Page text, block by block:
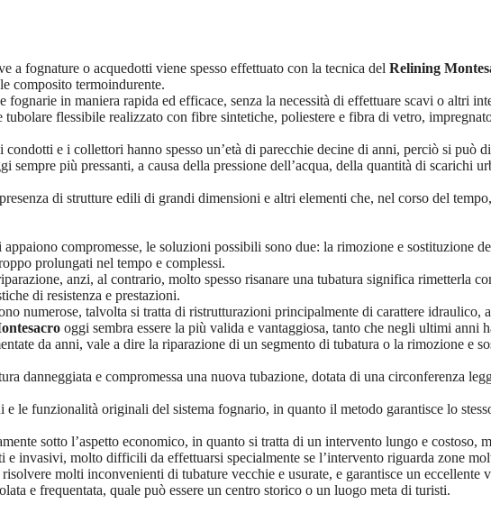
a fognature o acquedotti viene spesso effettuato con la tecnica del Relining
composito termoindurente.
fognarie in maniera rapida ed efficace, senza la necessità di effettuare scavi o altri
flessibile realizzato con fibre sintetiche, poliestere e fibra di vetro,
e i collettori hanno spesso un’età di parecchie decine di anni, perciò si può
più pressanti, a causa della pressione dell’acqua, della quantità di scarichi
di strutture edili di grandi dimensioni e altri elementi che, nel corso del
compromesse, le soluzioni possibili sono due: la rimozione e sostituzione
prolungati nel tempo e complessi.
anzi, al contrario, molto spesso risanare una tubatura significa rimetterla
di resistenza e prestazioni.
numerose, talvolta si tratta di ristrutturazioni principalmente di carattere idraulico,
oggi sembra essere la più valida e vantaggiosa, tanto che negli ultimi anni
da anni, vale a dire la riparazione di un segmento di tubatura o la rimozione e
danneggiata e compromessa una nuova tubazione, dotata di una circonferenza
le funzionalità originali del sistema fognario, in quanto il metodo garantisce lo
sotto l’aspetto economico, in quanto si tratta di un intervento lungo e costoso,
invasivi, molto difficili da effettuarsi specialmente se l’intervento riguarda zone
molti inconvenienti di tubature vecchie e usurate, e garantisce un eccellente
e frequentata, quale può essere un centro storico o un luogo meta di turisti.